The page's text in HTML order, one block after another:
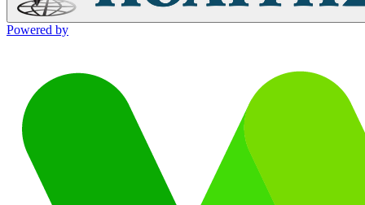
Powered by